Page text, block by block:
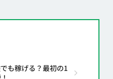
も稼げる？最初の1